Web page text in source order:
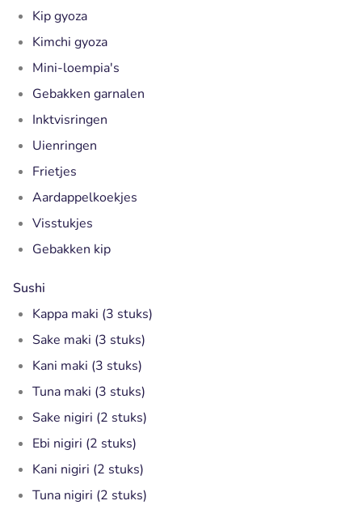
Kip gyoza
Kimchi gyoza
Mini-loempia's
Gebakken garnalen
Inktvisringen
Uienringen
Frietjes
Aardappelkoekjes
Visstukjes
Gebakken kip
Sushi
Kappa maki (3 stuks)
Sake maki (3 stuks)
Kani maki (3 stuks)
Tuna maki (3 stuks)
Sake nigiri (2 stuks)
Ebi nigiri (2 stuks)
Kani nigiri (2 stuks)
Tuna nigiri (2 stuks)